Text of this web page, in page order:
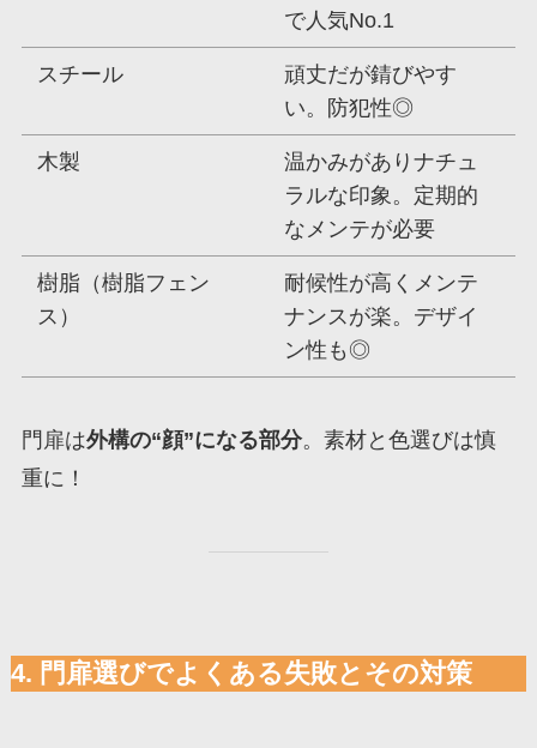
で人気No.1
スチール
頑丈だが錆びやす
い。防犯性◎
木製
温かみがありナチュ
ラルな印象。定期的
なメンテが必要
樹脂（樹脂フェン
ス）
耐候性が高くメンテ
ナンスが楽。デザイ
ン性も◎
門扉は外構の“顔”になる部分。素材と色選びは慎
重に！
4. 門扉選びでよくある失敗とその対策